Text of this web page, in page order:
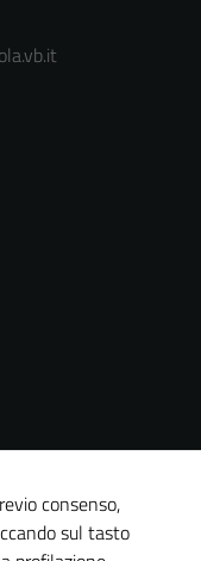
consenso,
sul tasto